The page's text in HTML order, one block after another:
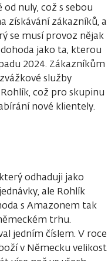
nuly, což s sebou
získávání zákazníků, a
se musí provoz nějak
jako ta, kterou
2024. Zákazníkům
služby
což pro skupinu
nové klientely.
odhaduji jako
ale Rohlík
s Amazonem tak
trhu.
jedním číslem. V roce
v Německu velikost